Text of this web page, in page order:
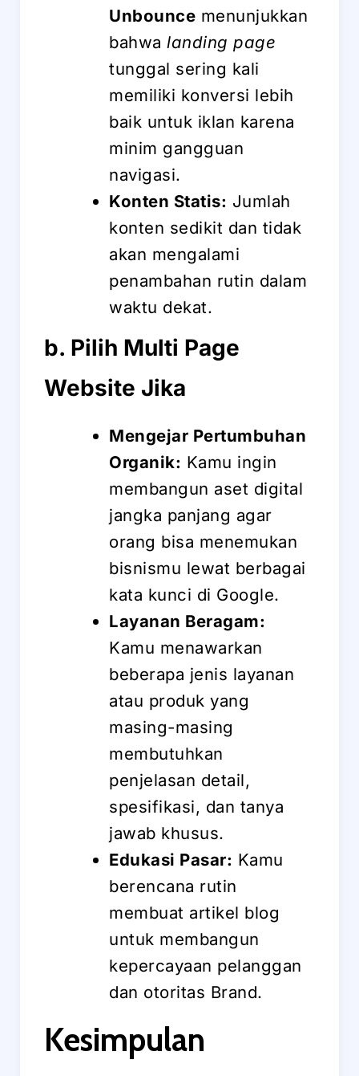
Unbounce menunjukkan
bahwalanding page
tunggal sering kali
memiliki konversi lebih
baik untuk iklan karena
minim gangguan
navigasi.
Konten Statis: Jumlah
konten sedikit dan tidak
akan mengalami
penambahan rutin dalam
waktu dekat.
b. Pilih Multi Page
Website Jika
Mengejar Pertumbuhan
Organik: Kamu ingin
membangun aset digital
jangka panjang agar
orang bisa menemukan
bisnismu lewat berbagai
kata kunci di Google.
Layanan Beragam:
Kamu menawarkan
beberapa jenis layanan
atau produk yang
masing-masing
membutuhkan
penjelasan detail,
spesifikasi, dan tanya
jawab khusus.
Edukasi Pasar: Kamu
berencana rutin
membuat artikel blog
untuk membangun
kepercayaan pelanggan
dan otoritas Brand.
Kesimpulan